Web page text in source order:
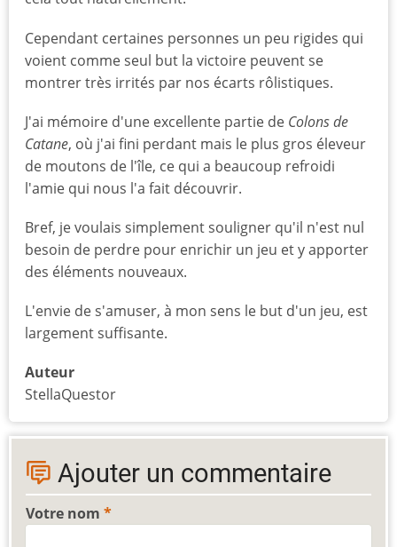
Cependant certaines personnes un peu rigides qui
voient comme seul but la victoire peuvent se
montrer très irrités par nos écarts rôlistiques.
J'ai mémoire d'une excellente partie de Colons de
Catane, où j'ai fini perdant mais le plus gros éleveur
de moutons de l'île, ce qui a beaucoup refroidi
l'amie qui nous l'a fait découvrir.
Bref, je voulais simplement souligner qu'il n'est nul
besoin de perdre pour enrichir un jeu et y apporter
des éléments nouveaux.
L'envie de s'amuser, à mon sens le but d'un jeu, est
largement suffisante.
Auteur
StellaQuestor
Ajouter un commentaire
Votre nom